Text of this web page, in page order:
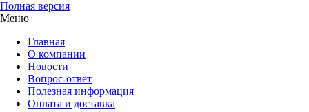
Полная версия
Меню
Главная
О компании
Новости
Вопрос-ответ
Полезная информация
Оплата и доставка